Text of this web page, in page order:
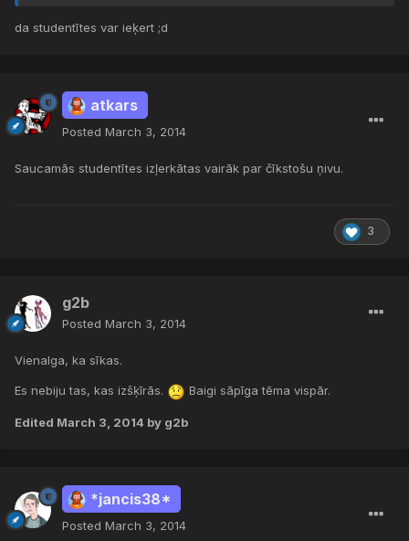
da studentītes var ieķert ;d
atkars
Posted March 3, 2014
Saucamās studentītes izļerkātas vairāk par čīkstošu ņivu.
3
g2b
Posted March 3, 2014
Vienalga, ka sīkas.
Es nebiju tas, kas izšķīrās. Baigi sāpīga tēma vispār.
Edited March 3, 2014 by g2b
*jancis38*
Posted March 3, 2014